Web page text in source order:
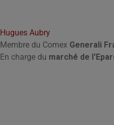
Hugues Aubry
Membre du Comex Generali
En charge du marché de